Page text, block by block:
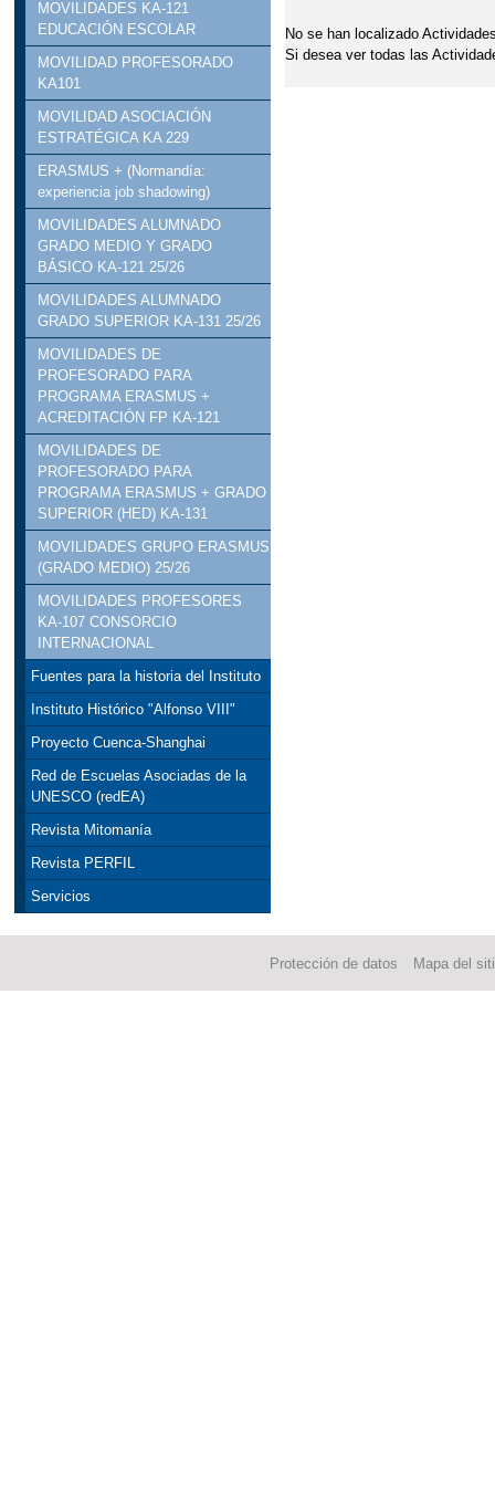
MOVILIDADES KA-121
EDUCACIÓN ESCOLAR
MOVILIDAD PROFESORADO
KA101
MOVILIDAD ASOCIACIÓN
ESTRATÉGICA KA 229
ERASMUS + (Normandía:
experiencia job shadowing)
MOVILIDADES ALUMNADO
GRADO MEDIO Y GRADO
BÁSICO KA-121 25/26
MOVILIDADES ALUMNADO
GRADO SUPERIOR KA-131 25/26
MOVILIDADES DE
PROFESORADO PARA
PROGRAMA ERASMUS +
ACREDITACIÓN FP KA-121
MOVILIDADES DE
PROFESORADO PARA
PROGRAMA ERASMUS + GRADO
SUPERIOR (HED) KA-131
MOVILIDADES GRUPO ERASMUS
(GRADO MEDIO) 25/26
MOVILIDADES PROFESORES
KA-107 CONSORCIO
INTERNACIONAL
Fuentes para la historia del Instituto
Instituto Histórico "Alfonso VIII"
Proyecto Cuenca-Shanghai
Red de Escuelas Asociadas de la
UNESCO (redEA)
Revista Mitomanía
Revista PERFIL
Servicios
No se han localizado
Si desea ver todas las
Protección de datos Mapa del